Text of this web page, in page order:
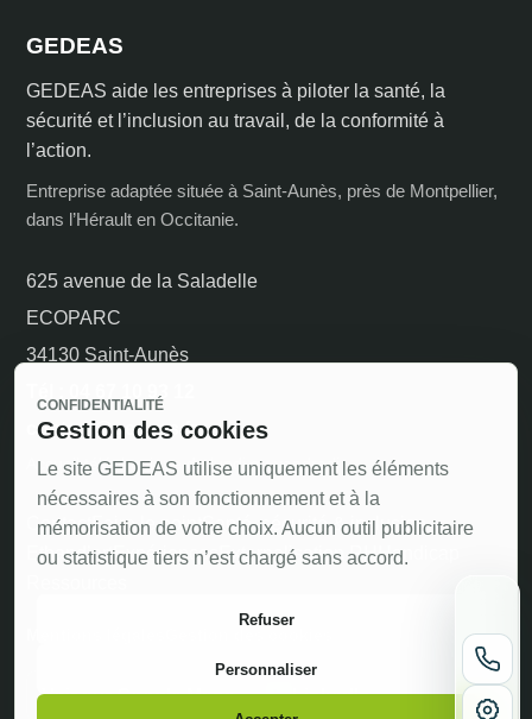
GEDEAS
GEDEAS aide les entreprises à piloter la santé, la
sécurité et l’inclusion au travail, de la conformité à
l’action.
Entreprise adaptée située à Saint-Aunès, près de Montpellier,
dans l’Hérault en Occitanie.
625 avenue de la Saladelle
ECOPARC
34130 Saint-Aunès
Tél : 04 67 10 93 12
contact@gedeas.fr
Accueil téléphonique du lundi au vendredi
ContactFaire le pointSanté, sécurité & inclusion
Ethand’artExpériencesExternalisation RHHandicap
Voir sur Google Maps in LinkedIn
CONFIDENTIALITÉ
Gestion des cookies
Le site GEDEAS utilise uniquement les éléments
nécessaires à son fonctionnement et à la
mémorisation de votre choix. Aucun outil publicitaire
ou statistique tiers n’est chargé sans accord.
Refuser
Personnaliser